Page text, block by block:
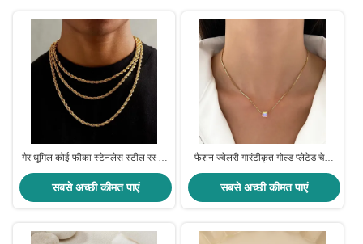
गैर धूमिल कोई फीका स्टेनलेस स्टील रस्सी
चेन आभूषण हार रस्सी चेन हार
सबसे अच्छी कीमत पाएं
फैशन ज्वेलरी गारंटीकृत गोल्ड प्लेटेड चेन
लॉन्ग बॉक्स चेन पेंडेंट के साथ
सबसे अच्छी कीमत पाएं